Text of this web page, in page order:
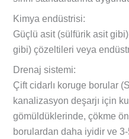
Kimya endüstrisi:
Güçlü asit (sülfürik asit
gibi) çözeltileri veya
Drenaj sistemi:
Çift cidarlı koruge borular
kanalizasyon deşarjı için
gömüldüklerinde, çökme
borulardan daha iyidir ve